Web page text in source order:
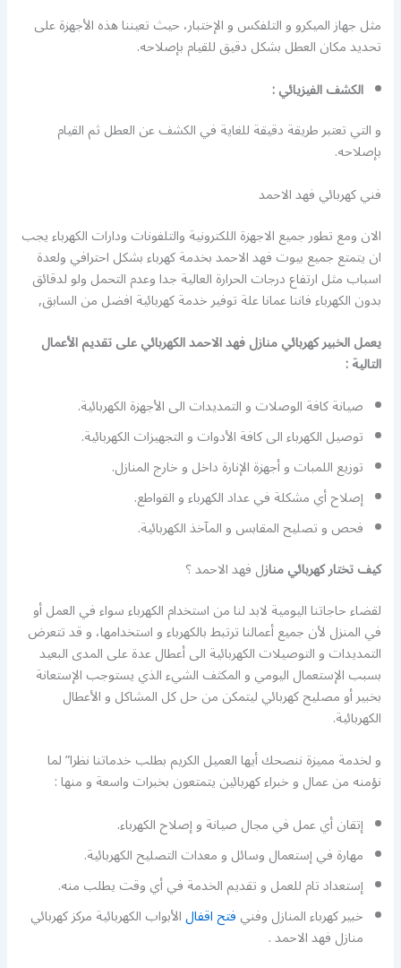
مثل جهاز الميكرو و التلفكس و الإختبار، حيث تعيننا هذه الأجهزة على
تحديد مكان العطل بشكل دقيق للقيام بإصلاحه.
الكشف الفيزيائي :
و التي تعتبر طريقة دقيقة للغاية في الكشف عن العطل ثم القيام
بإصلاحه.
فني كهربائي فهد الاحمد
الان ومع تطور جميع الاجهزة اللكترونية والتلفونات ودارات الكهرباء يجب
ان يتمتع جميع بيوت فهد الاحمد بخدمة كهرباء بشكل احترافي ولعدة
اسباب مثل ارتفاع درجات الحرارة العالية جدا وعدم التحمل ولو لدقائق
بدون الكهرباء فاننا عمانا علة توفير خدمة كهربائية افضل من السابق,
يعمل الخبير كهربائي منازل فهد الاحمد الكهربائي على تقديم الأعمال
التالية :
صيانة كافة الوصلات و التمديدات الى الأجهزة الكهربائية.
توصيل الكهرباء الى كافة الأدوات و التجهيزات الكهربائية.
توزيع اللمبات و أجهزة الإنارة داخل و خارج المنازل.
إصلاح أي مشكلة في عداد الكهرباء و القواطع.
فحص و تصليح المقابس و المآخذ الكهربائية.
كيف تختار كهربائيمنازل فهد الاحمد ؟
لقضاء حاجاتنا اليومية لابد لنا من استخدام الكهرباء سواء في العمل أو
في المنزل لأن جميع أعمالنا ترتبط بالكهرباء و استخدامها، و قد تتعرض
التمديدات و التوصيلات الكهربائية الى أعطال عدة على المدى البعيد
بسبب الإستعمال اليومي و المكثف الشيء الذي يستوجب الإستعانة
بخبير أو مصليح كهربائي ليتمكن من حل كل المشاكل و الأعطال
الكهربائية.
و لخدمة مميزة ننصحك أيها العميل الكريم بطلب خدماتنا نظرا” لما
نؤمنه من عمال و خبراء كهربائين يتمتعون بخبرات واسعة و منها :
إتقان أي عمل في مجال صيانة و إصلاح الكهرباء.
مهارة في إستعمال وسائل و معدات التصليح الكهربائية.
إستعداد تام للعمل و تقديم الخدمة في أي وقت يطلب منه.
خبير كهرباء المنازل وفنيفتح اقفالالأبواب الكهربائية مركز كهربائي
منازل فهد الاحمد .